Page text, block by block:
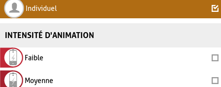
Individuel
INTENSITÉ D'ANIMATION
Faible
Moyenne